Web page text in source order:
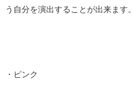
う自分を演出することが出来ます。
・ピンク